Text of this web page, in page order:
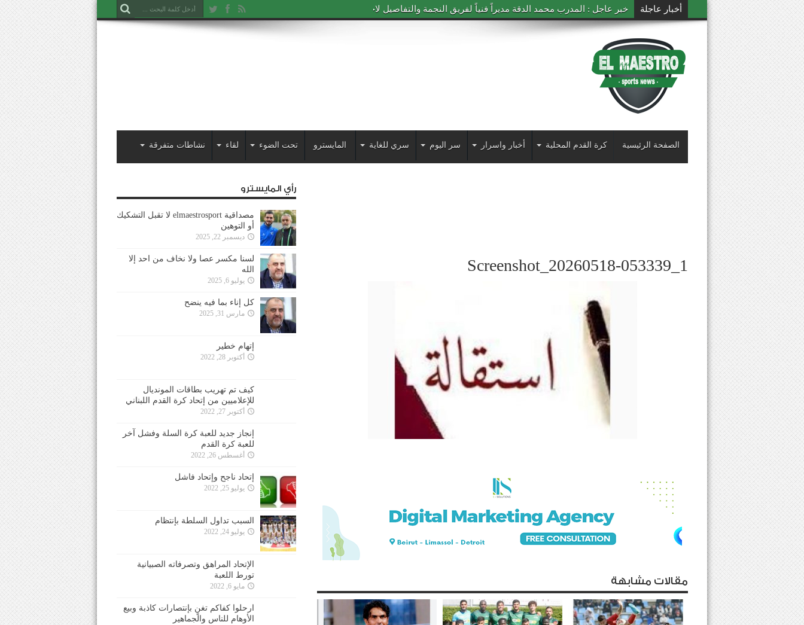
أخبار عاجلة خبر عاجل : المدرب محمد الدقة مديراً فنياً لفريق النجمة والتفاصيل لاحقاً
الصفحة الرئيسية كرة القدم المحلية أخبار واسرار سر اليوم سري للغاية المايسترو تحت الضوء لقاء نشاطات متفرقة
Screenshot_20260518-053339_1
مقالات مشابهة
رأي المايسترو
مصداقية elmaestrosport لا تقبل التشكيك
أو التوهين
ديسمبر 22, 2025
لسنا مكسر عصا ولا نخاف من احد إلا
الله
يوليو 6, 2025
كل إناء بما فيه ينضح
مارس 31, 2025
إتهام خطير
أكتوبر 28, 2022
كيف تم تهريب بطاقات المونديال
للإعلاميين من إتحاد كرة القدم اللبناني
أكتوبر 27, 2022
إنجاز جديد للعبة كرة السلة وفشل آخر
للعبة كرة القدم
أغسطس 26, 2022
إتحاد ناجح وإتحاد فاشل
يوليو 25, 2022
السبب تداول السلطة بإنتظام
يوليو 24, 2022
الإتحاد المراهق وتصرفاته الصبيانية
تورط اللعبة
مايو 6, 2022
ارحلوا كفاكم تغنٍ بإنتصارات كاذبة وبيع
الأوهام للناس والجماهير